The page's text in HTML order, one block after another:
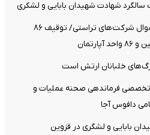
سالگرد شهادت شهیدان بابایی و لشکری
تهاتر ۱۶۷۳ میلیارد تومان از اموال شرکت‌های تراستی/ توقیف ۸۶
خلبانان ارتش است
تخصصی فرماندهی صحنه عملیات و
دافوس آجا
بابایی و لشگری در قزوین